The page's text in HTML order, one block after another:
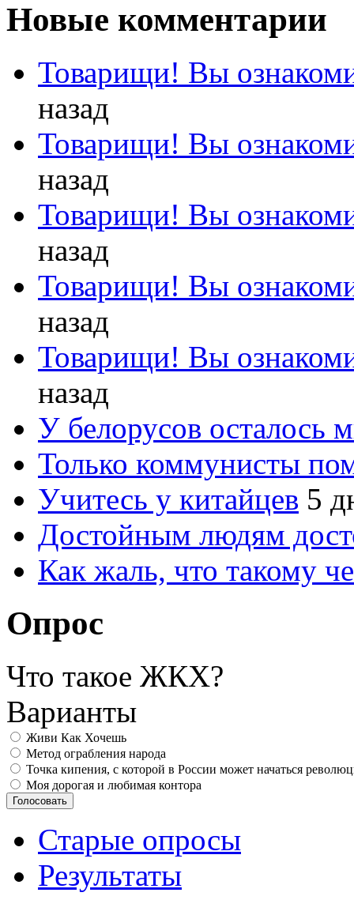
Новые комментарии
Товарищи! Вы
назад
Товарищи! Вы
назад
Товарищи! Вы
назад
Товарищи! Вы
назад
Товарищи! Вы
назад
У белорусов осталось
Только коммунисты
Учитесь у китайцев 5
Достойным людям
Как жаль, что такому
Опрос
Что такое ЖКХ?
Варианты
Живи Как Хочешь
Метод ограбления народа
Точка кипения, с которой в России может начаться
Моя дорогая и любимая контора
Старые опросы
Результаты